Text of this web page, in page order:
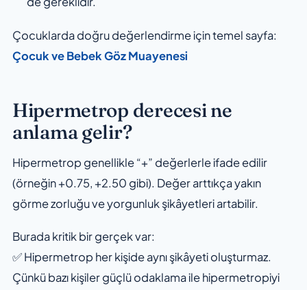
Çocuklarda doğru değerlendirme için temel sayfa:
Çocuk ve Bebek Göz Muayenesi
Hipermetrop derecesi ne
anlama gelir?
Hipermetrop genellikle “+” değerlerle ifade edilir
(örneğin +0.75, +2.50 gibi). Değer arttıkça yakın
görme zorluğu ve yorgunluk şikâyetleri artabilir.
Burada kritik bir gerçek var:
✅ Hipermetrop her kişide aynı şikâyeti oluşturmaz.
Çünkü bazı kişiler güçlü odaklama ile hipermetropiyi